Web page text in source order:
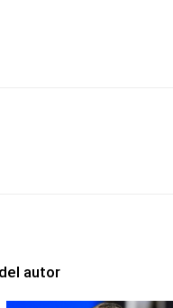
autor